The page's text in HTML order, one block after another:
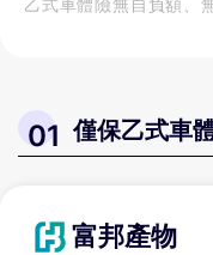
乙式車體險無自負額、
01 僅保乙式車
富邦產物